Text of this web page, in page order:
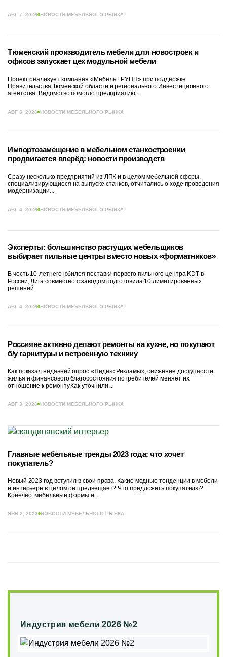
АВГ 7, 2026 НОВОСТИ МЕБЕЛЬНОГО РЫНКА
Тюменский производитель мебели для новостроек и
офисов запускает цех модульной мебели
Проект реализует компания «Мебель ГРУПП» при поддержке
Правительства Тюменской области и регионального Инвестиционного
агентства. Ведомство помогло предприятию...
АВГ 6, 2026 НОВОСТИ МЕБЕЛЬНОГО РЫНКА
Импортозамещение в мебельном станкостроении
продвигается вперёд: новости производств
Сразу несколько предприятий из ЛПК и в целом мебельной сферы,
специализирующиеся на выпуске станков, отчитались о ходе проведения
модернизации....
АВГ 4, 2026 НОВОСТИ МЕБЕЛЬНОГО РЫНКА
Эксперты: большинство растущих мебельщиков
выбирает пильные центры вместо новых «форматников»
В честь 10-летнего юбилея поставки первого пильного центра KDT в
России, Лига совместно с заводом подготовила 10 лимитированных
решений
АВГ 4, 2026 НОВОСТИ МЕБЕЛЬНОГО РЫНКА
Россияне активно делают ремонты на кухне, но покупают
б/у гарнитуры и встроенную технику
Как показал недавний опрос «Яндекс.Рекламы», снижение доступности
жилья и финансового благосостояния потребителей меняет их
отношение к ремонту.Как уточнили...
АВГ 3, 2026 НОВОСТИ МЕБЕЛЬНОГО РЫНКА
Главные мебельные тренды 2023 года: что хочет
покупатель?
Новый 2023 год вступил в свои права. Какие модные тенденции в мебели
и интерьере в целом он предвещает? Что предложить покупателю?
Конечно, мебельные формы и...
ЯНВ 2, 2023 НОВОСТИ МЕБЕЛЬНОГО РЫНКА
Индустрия мебели 2026 №2